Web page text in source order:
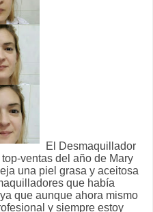
El Desmaquillador
ventas del año de Mary
una piel grasa y aceitosa
que había
que aunque ahora mismo
y siempre estoy